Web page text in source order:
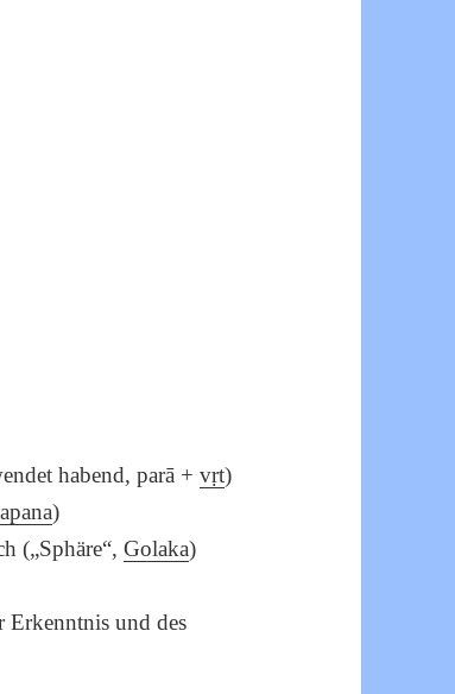
habend, parā +vṛt)
)
(„Sphäre“,Golaka)
Erkenntnis und des